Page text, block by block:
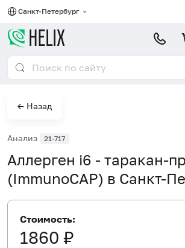
Санкт-Петербург
← Назад
Анализ 21-717
Аллерген i6 - таракан-
(ImmunoCAP) в Санкт-
Стоимость:
1860 ₽